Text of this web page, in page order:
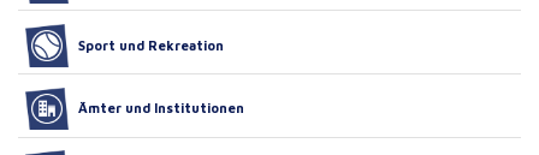
Sport und Rekreation
Ämter und Institutionen